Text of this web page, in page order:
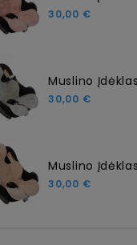
30,00 €
Muslino
30,00 €
Muslino
30,00 €